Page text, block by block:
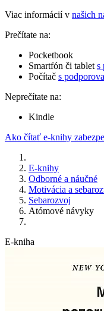
Viac informácií v našich
Prečítate na:
Pocketbook
Smartfón či tablet s
Počítač s
Neprečítate na:
Kindle
Ako čítať e-knihy
E-knihy
Odborné a náučné
Motivácia a
Sebarozvoj
Atómové návyky
E-kniha